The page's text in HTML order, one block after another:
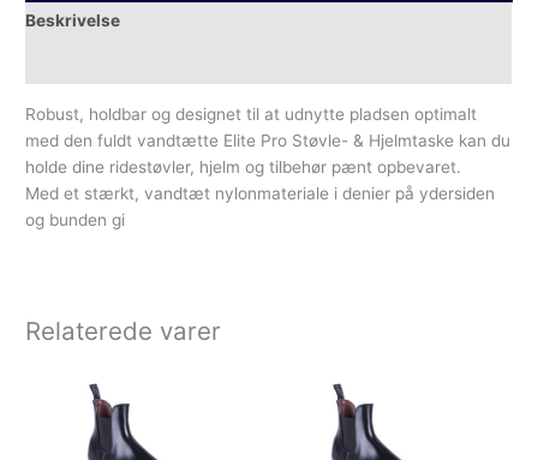
Beskrivelse
Robust, holdbar og designet til at udnytte pladsen optimalt
med den fuldt vandtætte Elite Pro Støvle- & Hjelmtaske kan du
holde dine ridestøvler, hjelm og tilbehør pænt opbevaret.
Med et stærkt, vandtæt nylonmateriale i denier på ydersiden
og bunden gi
Relaterede varer